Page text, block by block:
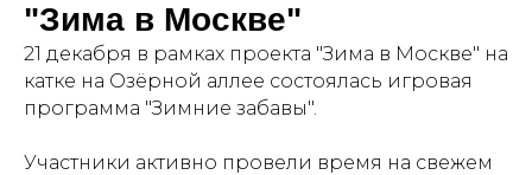
"Зима в Москве"
21 декабря в рамках проекта "Зима в Москве" на
катке на Озёрной аллее состоялась игровая
программа "Зимние забавы".
Участники активно провели время на свежем